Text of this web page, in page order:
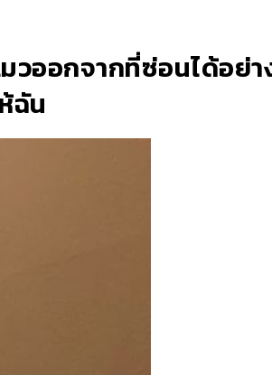
วออกจากที่ซ่อนได้อย่า
ฉัน